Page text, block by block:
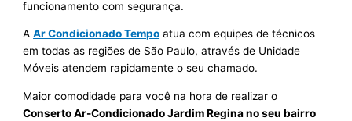
funcionamento com segurança.
AAr Condicionado Tempo atua com equipes de técnicos
em todas as regiões de São Paulo, através de Unidade
Móveis atendem rapidamente o seu chamado.
Maior comodidade para você na hora de realizar o
Conserto Ar-Condicionado Jardim Regina no seu bairro